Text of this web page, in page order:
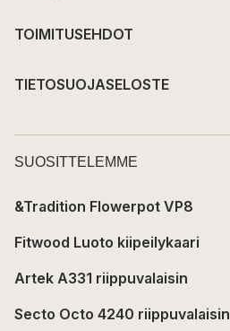
TOIMITUSEHDOT
TIETOSUOJASELOSTE
SUOSITTELEMME
&Tradition Flowerpot VP8
Fitwood Luoto kiipeilykaari
Artek A331 riippuvalaisin
Secto Octo 4240 riippuvalaisin